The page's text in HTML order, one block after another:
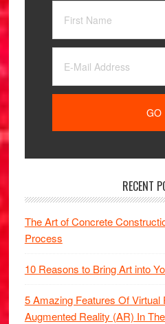
RECENT
The Art of Concrete
Process
10 Reasons to Bring Art into
5 Amazing Features Of Virtual
Augmented Reality (AR) In